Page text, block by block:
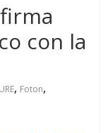
con la
, Foton,